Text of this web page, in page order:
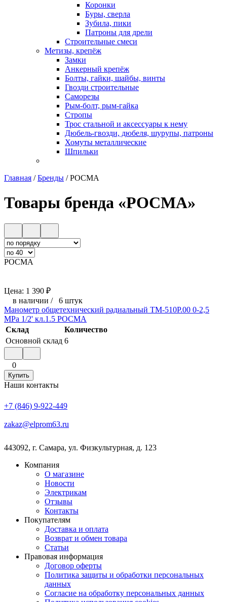
Коронки
Буры, сверла
Зубила, пики
Патроны для дрели
Строительные смеси
Метизы, крепёж
Замки
Анкерный крепёж
Болты, гайки, шайбы, винты
Гвозди строительные
Саморезы
Рым-болт, рым-гайка
Стропы
Трос стальной и аксессуары к нему
Дюбель-гвозди, дюбеля, шурупы, патроны
Хомуты металлические
Шпильки
Главная /Бренды /РОСМА
Товары бренда «РОСМА»
РОСМА
Цена: 1 390 ₽
в наличии / 6 штук
Манометр общетехнический радиальный ТМ-510Р.00 0-2,5
МРа 1/2' кл.1.5 РОСМА
Склад
Количество
Основной склад 6
0
Купить
Наши контакты
+7 (846) 9-922-449
zakaz@elprom63.ru
443092, г. Самара, ул. Физкультурная, д. 123
Компания
О магазине
Новости
Электрикам
Отзывы
Контакты
Покупателям
Доставка и оплата
Возврат и обмен товара
Статьи
Правовая информация
Договор оферты
Политика защиты и обработки персональных
данных
Согласие на обработку персональных данных